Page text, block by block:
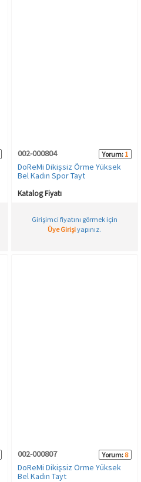
002-000804 Yorum: 1
DoReMi Dikişsiz Örme Yüksek
Bel Kadın Spor Tayt
Katalog Fiyatı
Girişimci fiyatını görmek için
Üye Girişiyapınız.
002-000807 Yorum: 8
DoReMi Dikişsiz Örme Yüksek
Bel Kadın Tayt